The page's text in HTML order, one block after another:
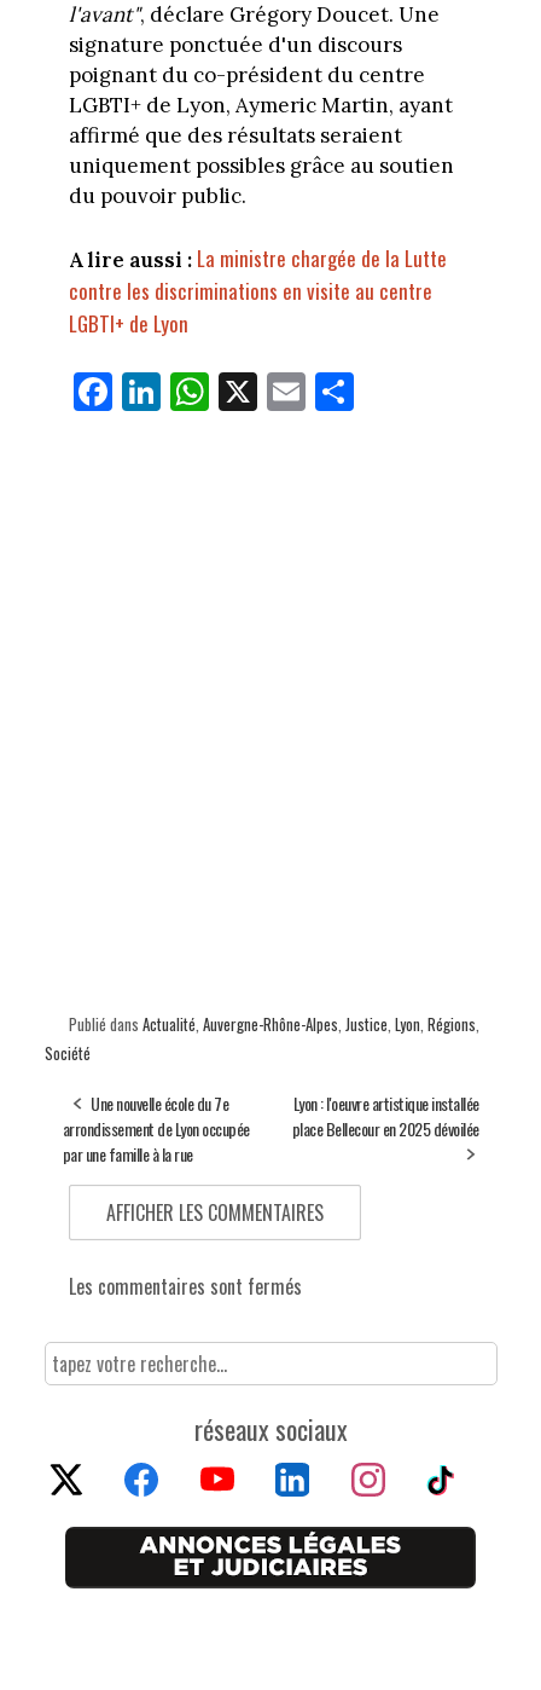
l'avant", déclare Grégory Doucet. Une
signature ponctuée d'un discours
poignant du co-président du centre
LGBTI+ de Lyon, Aymeric Martin, ayant
affirmé que des résultats seraient
uniquement possibles grâce au soutien
du pouvoir public.
A lire aussi : La ministre chargée de la Lutte
contre les discriminations en visite au centre
LGBTI+ de Lyon
Fa
ce
Li
nk
W
ha
X E
m
Pa
Publié dans Actualité, Auvergne-Rhône-Alpes, Justice, Lyon, Régions,
Société
Une nouvelle école du 7e
arrondissement de Lyon occupée
par une famille à la rue
Lyon : l'oeuvre artistique installée
place Bellecour en 2025 dévoilée
AFFICHER LES COMMENTAIRES
Les commentaires sont fermés
réseaux sociaux